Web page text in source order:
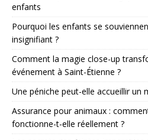
enfants
Pourquoi les enfants se
insignifiant ?
Comment la magie close-up
événement à Saint-Étienne ?
Une péniche peut-elle accueillir un
Assurance pour animaux :
fonctionne-t-elle réellement ?